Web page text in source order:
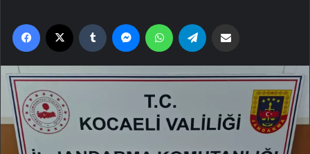
Facebook Tumblr MessengerWhatsApp